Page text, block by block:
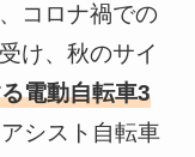
コロナ禍での
け、秋のサイ
電動自転車3
シスト自転車